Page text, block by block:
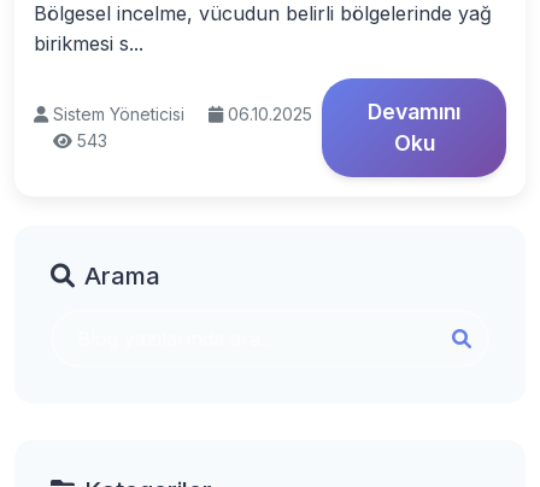
Bölgesel incelme, vücudun belirli bölgelerinde yağ
birikmesi s...
Sistem Yöneticisi
06.10.2025
543
Devamını
Oku
Arama